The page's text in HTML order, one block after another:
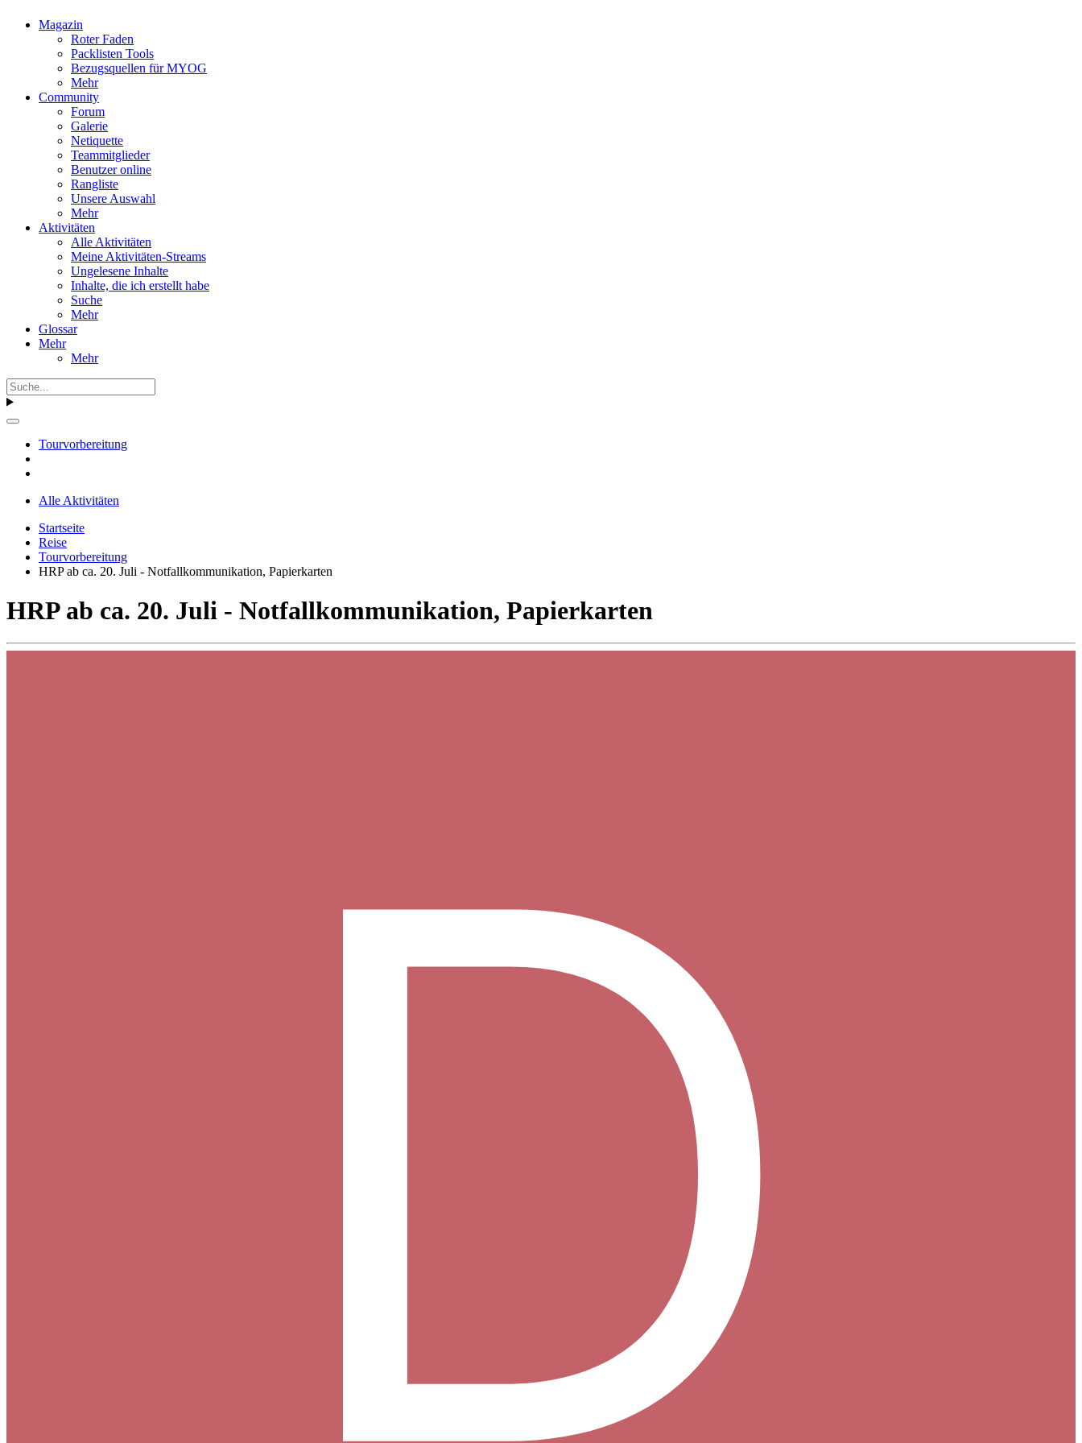
Magazin
Roter Faden
Packlisten Tools
Bezugsquellen für MYOG
Mehr
Community
Forum
Galerie
Netiquette
Teammitglieder
Benutzer online
Rangliste
Unsere Auswahl
Mehr
Aktivitäten
Alle Aktivitäten
Meine Aktivitäten-Streams
Ungelesene Inhalte
Inhalte, die ich erstellt habe
Suche
Mehr
Glossar
Mehr
Mehr
Tourvorbereitung
Alle Aktivitäten
Startseite
Reise
Tourvorbereitung
HRP ab ca. 20. Juli - Notfallkommunikation, Papierkarten
HRP ab ca. 20. Juli - Notfallkommunikation, Papierkarten